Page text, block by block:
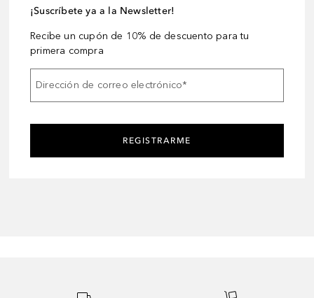
¡Suscríbete ya a la Newsletter!
Recibe un cupón de 10% de descuento para tu
primera compra
Dirección de correo electrónico*
REGISTRARME